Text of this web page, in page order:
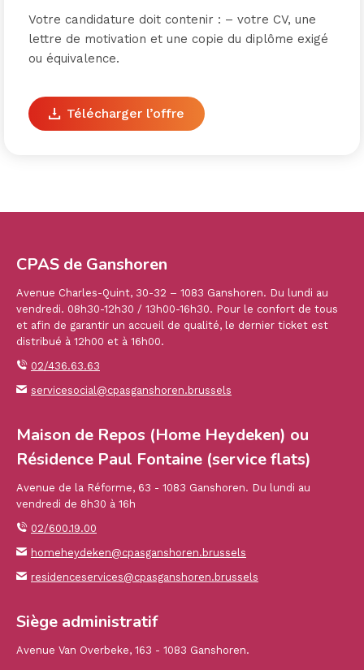
Votre candidature doit contenir : – votre CV, une
lettre de motivation et une copie du diplôme exigé
ou équivalence.
Télécharger l’offre
CPAS de Ganshoren
Avenue Charles-Quint, 30-32 – 1083 Ganshoren. Du lundi au
vendredi. 08h30-12h30 / 13h00-16h30. Pour le confort de tous
et afin de garantir un accueil de qualité, le dernier ticket est
distribué à 12h00 et à 16h00.
02/436.63.63
servicesocial@cpasganshoren.brussels
Maison de Repos (Home Heydeken) ou
Résidence Paul Fontaine (service flats)
Avenue de la Réforme, 63 - 1083 Ganshoren. Du lundi au
vendredi de 8h30 à 16h
02/600.19.00
homeheydeken@cpasganshoren.brussels
residenceservices@cpasganshoren.brussels
Siège administratif
Avenue Van Overbeke, 163 - 1083 Ganshoren.